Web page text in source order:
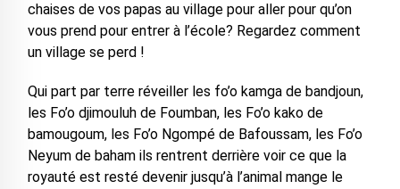
chaises de vos papas au village pour aller pour qu’on
vous prend pour entrer à l’école? Regardez comment
un village se perd !
Qui part par terre réveiller les fo’o kamga de bandjoun,
les Fo’o djimouluh de Foumban, les Fo’o kako de
bamougoum, les Fo’o Ngompé de Bafoussam, les Fo’o
Neyum de baham ils rentrent derrière voir ce que la
royauté est resté devenir jusqu’à l’animal mange le